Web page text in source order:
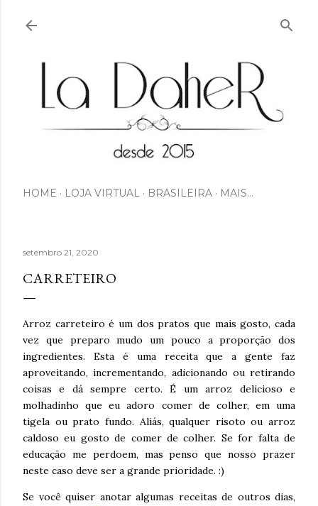
HOME LOJA VIRTUAL BRASILEIRA MAIS…
setembro 21, 2020
CARRETEIRO
Arroz carreteiro é um dos pratos que mais gosto, cada
vez que preparo mudo um pouco a proporção dos
ingredientes. Esta é uma receita que a gente faz
aproveitando, incrementando, adicionando ou retirando
coisas e dá sempre certo. É um arroz delicioso e
molhadinho que eu adoro comer de colher, em uma
tigela ou prato fundo. Aliás, qualquer risoto ou arroz
caldoso eu gosto de comer de colher. Se for falta de
educação me perdoem, mas penso que nosso prazer
neste caso deve ser a grande prioridade. :)
Se você quiser anotar algumas receitas de outros dias,